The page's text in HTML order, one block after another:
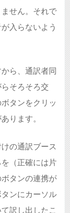
せん。それで
入らないよう
ら、通訳者同
そろそろ交
タンをクリッ
ります。
の通訳ブース
（正確には片
タンの連携が
ンにカーソル
訳し出したこ